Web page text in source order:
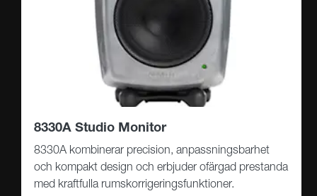
8330A Studio Monitor
8330A kombinerar precision, anpassningsbarhet
och kompakt design och erbjuder ofärgad prestanda
med kraftfulla rumskorrigeringsfunktioner.